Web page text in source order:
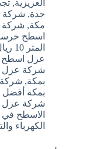
العزيزية,
جدة, شركة
مكة, شركة
اسطح
المتر 10 ريال لفترة محدودة بمكة
عزل اسطح
بمكة, شركة
بمكة أفضل
شركة عزل
الاسطح
الكهرباء